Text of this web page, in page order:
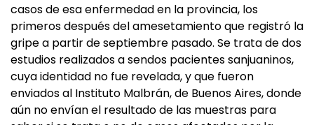
casos de esa enfermedad en la provincia, los
primeros después del amesetamiento que registró la
gripe a partir de septiembre pasado. Se trata de dos
estudios realizados a sendos pacientes sanjuaninos,
cuya identidad no fue revelada, y que fueron
enviados al Instituto Malbrán, de Buenos Aires, donde
aún no envían el resultado de las muestras para